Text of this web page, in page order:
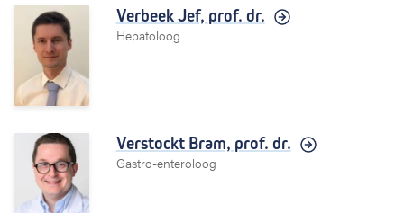
Verbeek Jef, prof. dr.
Hepatoloog
Verstockt Bram, prof. dr.
Gastro-enteroloog